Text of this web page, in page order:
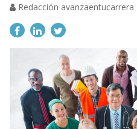
Redacción avanzaentucarrera